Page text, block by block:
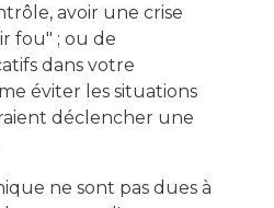
avoir une crise
fou" ; ou de
dans votre
éviter les situations
déclencher une
ne sont pas dues à